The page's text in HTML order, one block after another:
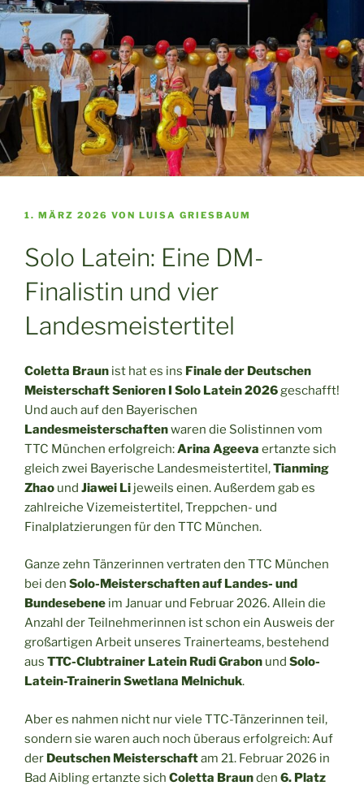
VERÖFFENTLICHT
1. MÄRZ 2026 VON LUISA GRIESBAUM
Solo Latein: Eine DM-
Finalistin und vier
Landesmeistertitel
Coletta Braun ist hat es ins Finale der Deutschen
Meisterschaft Senioren I Solo Latein 2026geschafft!
Und auch auf den Bayerischen
Landesmeisterschaftenwaren die Solistinnen vom
TTC München erfolgreich:Arina Ageeva ertanzte sich
gleich zwei Bayerische Landesmeistertitel,Tianming
Zhao und Jiawei Li jeweils einen. Außerdem gab es
zahlreiche Vizemeistertitel, Treppchen- und
Finalplatzierungen für den TTC München.
Ganze zehn Tänzerinnen vertraten den TTC München
bei den Solo-Meisterschaften auf Landes- und
Bundesebene im Januar und Februar 2026. Allein die
Anzahl der Teilnehmerinnen ist schon ein Ausweis der
großartigen Arbeit unseres Trainerteams, bestehend
aus TTC-Clubtrainer Latein Rudi Grabon und Solo-
Latein-Trainerin Swetlana Melnichuk.
Aber es nahmen nicht nur viele TTC-Tänzerinnen teil,
sondern sie waren auch noch überaus erfolgreich: Auf
der Deutschen Meisterschaftam 21. Februar 2026 in
Bad Aibling ertanzte sich Coletta Braunden 6. Platz